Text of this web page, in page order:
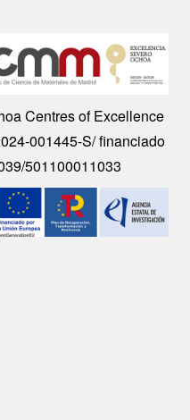
Centres of Excellence
001445-S/ financiado
501100011033
Image